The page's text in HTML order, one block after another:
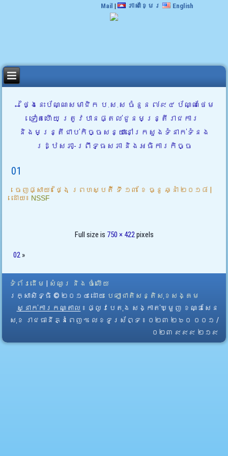
Mail | ភាសាខ្មែរ English
←ថ្ងៃនេះប័ណ្ណសមាជិក ប.ស.ស ចំនួន ៧៩៤ ប័ណ្ណថែម
ទៀតហើយ ត្រូវបានផ្តល់ជូនមន្រ្តីរាជការ
និងមន្រ្តីជាប់កិច្ចសន្យានៅក្រសួងទំនាក់ទំនង
រដ្ឋសភា-ព្រឹទ្ធសភា និងអធិការកិច្ច
01
ចេញផ្សាយ៖ ថ្ងៃ ព្រហស្បតិ៍ ទី ១៣ ខែ ធ្នូ ឆ្នាំ ២០១៨
ដោយ៖ NSSF
Full size is 750 × 422pixels
02 »
ទំព័រដើម
សំណួរ និង ចំលើយ
រក្សាសិទ្ធិ © ២០១៤ ដោយ​ បេឡាជាតិសន្តិសុខសង្គម
ស្នាក់ការកណ្តាល ៖ ផ្លូវបេតុង សង្កាត់ឃ្មួញ ខណ្ឌសែន
សុខ រាជធានីភ្នំពេញ។ លេខទូរស័ព្ទ ៖ ០២៣ ២៦០ ០០១ /
០២៣ ៩៩៩ ២១៩